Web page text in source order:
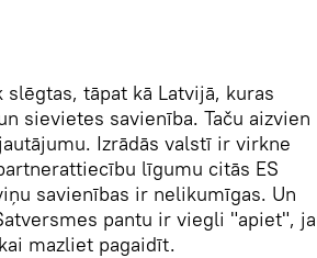
tāpat kā Latvijā, kuras
sievietes savienība. Taču aizvien
Izrādās valstī ir virkne
līgumu citās ES
savienības ir nelikumīgas. Un
pantu ir viegli "apiet", ja
mazliet pagaidīt.